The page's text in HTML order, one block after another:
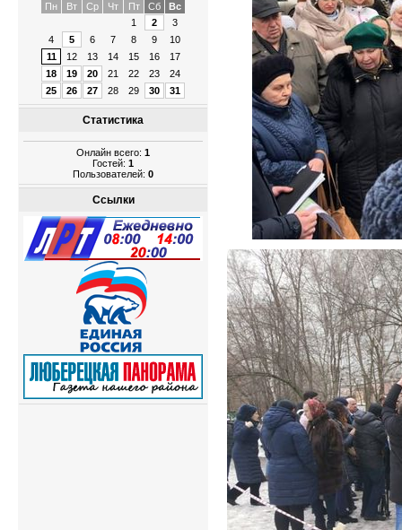
Пн
Вт Ср Чт Пт Сб
Вс
1
2
3
4
5 6 7 8 9
10
11
12 13 14 15 16
17
18
19 20 21 22 23
24
25
26 27 28 29 30 31
Статистика
Онлайн всего: 1
Гостей: 1
Пользователей: 0
Ссылки